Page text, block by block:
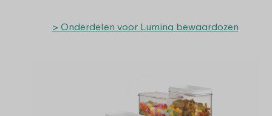
> Onderdelen voor Lumina bewaardozen